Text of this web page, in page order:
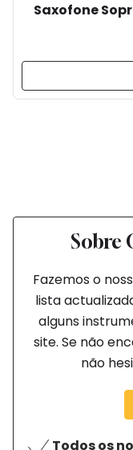
Saxofone
Sobre
Fazemos o
lista
alguns
site. Se não
não
Todos os